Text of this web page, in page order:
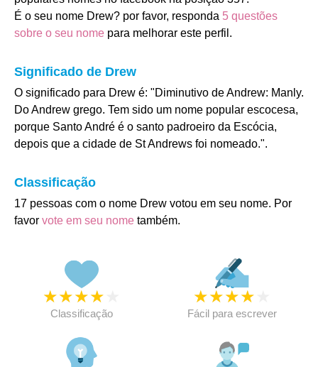
É o seu nome Drew? por favor, responda 5 questões
sobre o seu nome para melhorar este perfil.
Significado de Drew
O significado para Drew é: "Diminutivo de Andrew: Manly.
Do Andrew grego. Tem sido um nome popular escocesa,
porque Santo André é o santo padroeiro da Escócia,
depois que a cidade de St Andrews foi nomeado.".
Classificação
17 pessoas com o nome Drew votou em seu nome. Por
favor vote em seu nome também.
★★★★
Classificação
★★★★
Fácil para escrever